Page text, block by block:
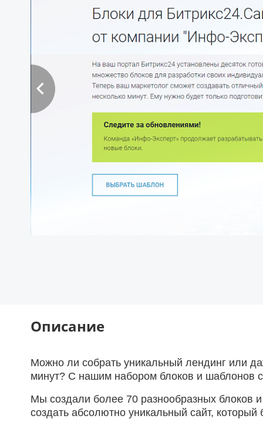
Описание
Можно ли собрать уникальный лендинг или
минут? С нашим набором блоков и шаблонов
Мы создали более 70 разнообразных блоков
создать абсолютно уникальный сайт, который